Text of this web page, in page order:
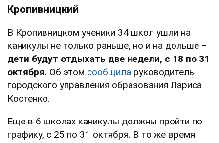
Кропивницкий
В Кропивницком ученики 34 школ ушли на
каникулы не только раньше, но и на дольше –
дети будут отдыхать две недели, с 18 по 31
октября. Об этом сообщила руководитель
городского управления образования Лариса
Костенко.
Еще в 6 школах каникулы должны пройти по
графику, с 25 по 31 октября. В то же время